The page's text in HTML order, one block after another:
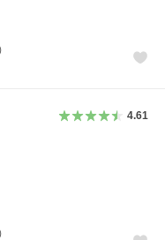
4.61